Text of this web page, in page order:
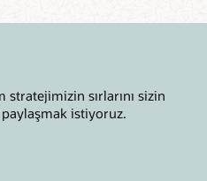
stratejimizin sırlarını sizin
istiyoruz.